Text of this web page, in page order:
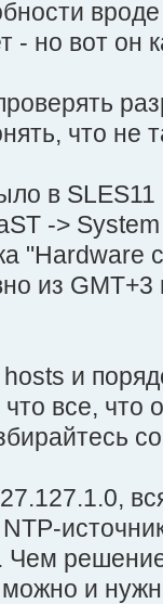
- но вот он
что не
в SLES11
->
из
и
все, что
Чем
и